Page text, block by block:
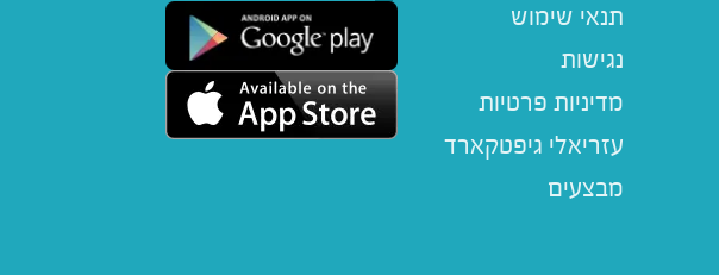
תנאי שימוש
נגישות
מדיניות פרטיות
עזריאלי גיפטקארד
מבצעים